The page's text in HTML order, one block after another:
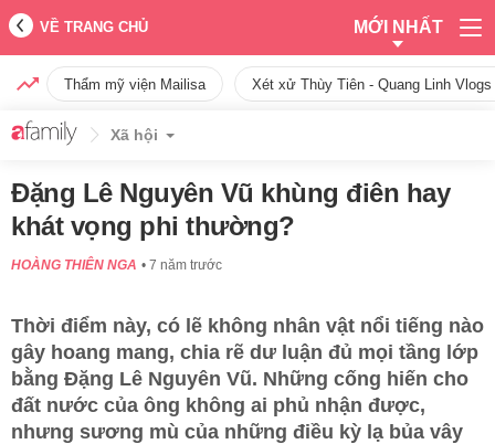
VỀ TRANG CHỦ MỚI NHẤT
Thẩm mỹ viện Mailisa Xét xử Thùy Tiên - Quang Linh
Xã hội
Đặng Lê Nguyên Vũ khùng điên hay
khát vọng phi thường?
HOÀNG THIÊN NGA 7 năm trước
Thời điểm này, có lẽ không nhân vật nổi tiếng nào
gây hoang mang, chia rẽ dư luận đủ mọi tầng lớp
bằng Đặng Lê Nguyên Vũ. Những cống hiến cho
đất nước của ông không ai phủ nhận được,
nhưng sương mù của những điều kỳ lạ bủa vây